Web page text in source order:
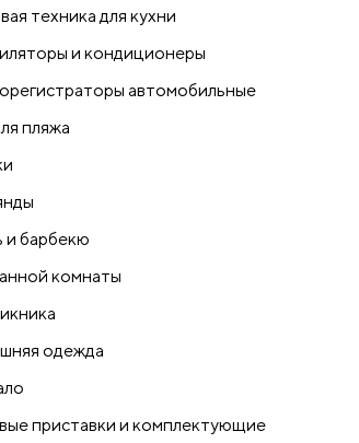
техника для кухни
и кондиционеры
автомобильные
пляжа
и барбекю
комнаты
одежда
приставки и комплектующие